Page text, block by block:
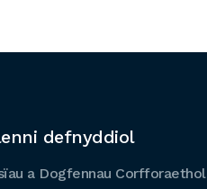
defnyddiol
a Dogfennau Corfforaethol